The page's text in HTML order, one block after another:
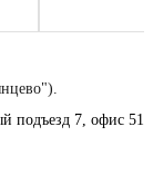
подъезд 7, офис